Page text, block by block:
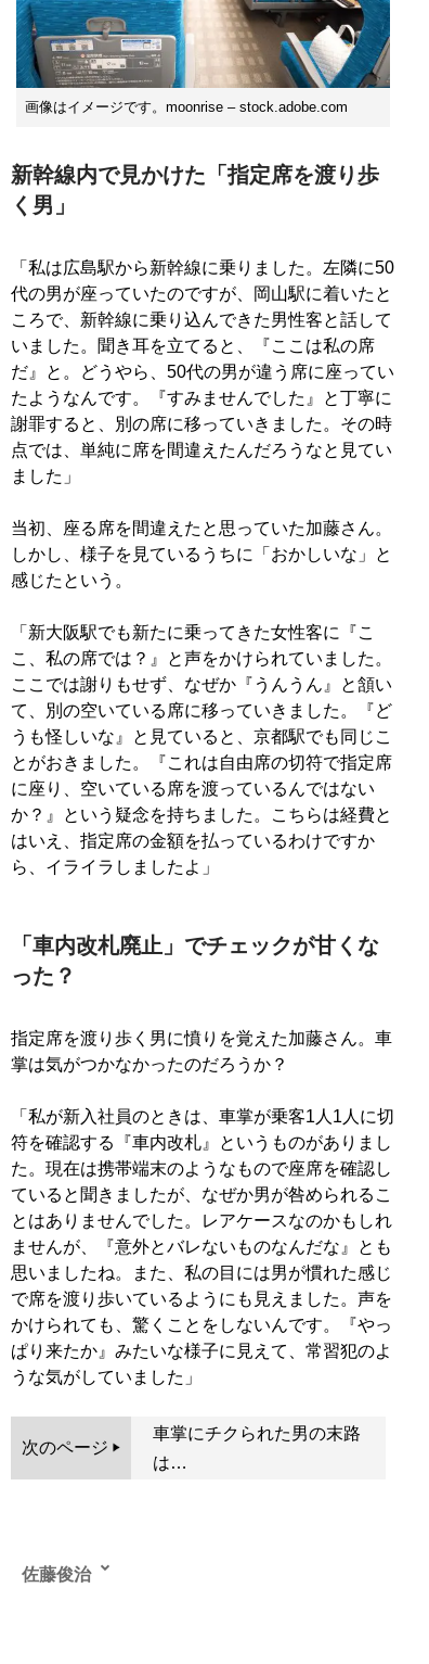
画像はイメージです。moonrise – stock.adobe.com
新幹線内で見かけた「指定席を渡り歩
く男」
「私は広島駅から新幹線に乗りました。左隣に50
代の男が座っていたのですが、岡山駅に着いたと
ころで、新幹線に乗り込んできた男性客と話して
いました。聞き耳を立てると、『ここは私の席
だ』と。どうやら、50代の男が違う席に座ってい
たようなんです。『すみませんでした』と丁寧に
謝罪すると、別の席に移っていきました。その時
点では、単純に席を間違えたんだろうなと見てい
ました」
当初、座る席を間違えたと思っていた加藤さん。
しかし、様子を見ているうちに「おかしいな」と
感じたという。
「新大阪駅でも新たに乗ってきた女性客に『こ
こ、私の席では？』と声をかけられていました。
ここでは謝りもせず、なぜか『うんうん』と頷い
て、別の空いている席に移っていきました。『ど
うも怪しいな』と見ていると、京都駅でも同じこ
とがおきました。『これは自由席の切符で指定席
に座り、空いている席を渡っているんではない
か？』という疑念を持ちました。こちらは経費と
はいえ、指定席の金額を払っているわけですか
ら、イライラしましたよ」
「車内改札廃止」でチェックが甘くな
った？
指定席を渡り歩く男に憤りを覚えた加藤さん。車
掌は気がつかなかったのだろうか？
「私が新入社員のときは、車掌が乗客1人1人に切
符を確認する『車内改札』というものがありまし
た。現在は携帯端末のようなもので座席を確認し
ていると聞きましたが、なぜか男が咎められるこ
とはありませんでした。レアケースなのかもしれ
ませんが、『意外とバレないものなんだな』とも
思いましたね。また、私の目には男が慣れた感じ
で席を渡り歩いているようにも見えました。声を
かけられても、驚くことをしないんです。『やっ
ぱり来たか』みたいな様子に見えて、常習犯のよ
うな気がしていました」
次のページ
車掌にチクられた男の末路
は…
佐藤俊治